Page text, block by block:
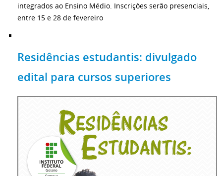
integrados ao Ensino Médio. Inscrições serão presenciais,
entre 15 e 28 de fevereiro
Residências estudantis: divulgado
edital para cursos superiores